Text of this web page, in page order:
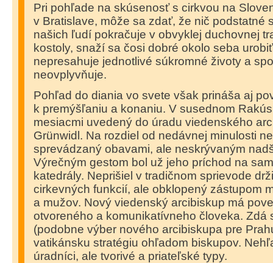
Pri pohľade na skúsenosť s cirkvou na
v Bratislave, môže sa zdať, že nič podstatné
našich ľudí pokračuje v obvyklej duchovnej
kostoly, snaží sa čosi dobré okolo seba
nepresahuje jednotlivé súkromné životy a
neovplyvňuje.
Pohľad do diania vo svete však prináša aj
k premýšľaniu a konaniu. V susednom
mesiacmi uvedený do úradu viedenského
Grünwidl. Na rozdiel od nedávnej minulosti
sprevádzaný obavami, ale neskrývaným
Výrečným gestom bol už jeho príchod na
katedrály. Neprišiel v tradičnom sprievode
cirkevných funkcií, ale obklopený zástupom
a mužov. Nový viedenský arcibiskup má
otvoreného a komunikatívneho človeka. Zdá
(podobne výber nového arcibiskupa pre
vatikánsku stratégiu ohľadom biskupov.
úradníci, ale tvorivé a priateľské typy.